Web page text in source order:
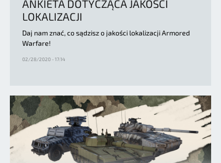
ANKIETA DOTYCZĄCA JAKOŚCI
LOKALIZACJI
Daj nam znać, co sądzisz o jakości lokalizacji Armored
Warfare!
02/28/2020 - 17:14